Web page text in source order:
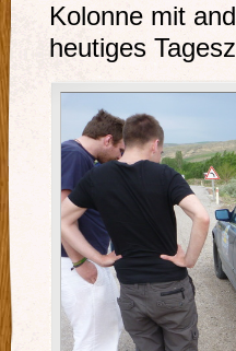
Kolonne mit
heutiges